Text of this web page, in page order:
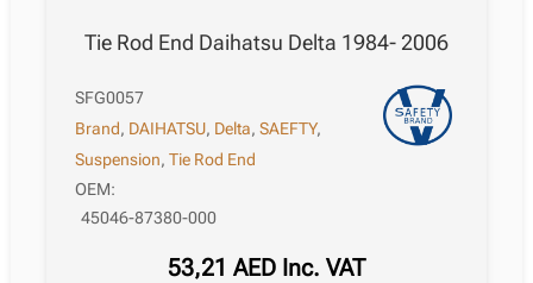
Tie Rod End Daihatsu Delta 1984- 2006
SFG0057
Brand, DAIHATSU, Delta,SAEFTY,
Suspension,Tie Rod End
OEM:
45046-87380-000
53,21 AED Inc. VAT